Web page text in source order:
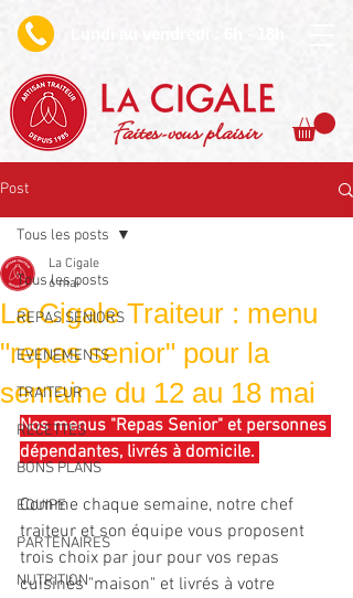
Faites-vous plaisir
Post
Tous les posts
REPAS SENIORS
EVENEMENTS
TRAITEUR
RECETTES
BONS PLANS
EQUIPE
PARTENAIRES
NUTRITION
Tous les posts
La Cigale Traiteur : menu
"repas senior" pour la
semaine du 12 au 18 mai
La Cigale
6 mai
Nos menus "Repas Senior" et personnes
dépendantes, livrés à domicile.
Comme chaque semaine, notre chef
traiteur et son équipe vous proposent
trois choix par jour pour vos repas
cuisinés "maison" et livrés à votre